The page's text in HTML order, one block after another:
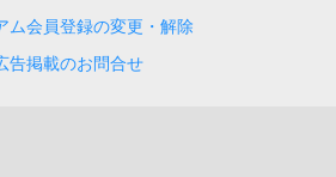
ム会員登録の変更・解除
告掲載のお問合せ